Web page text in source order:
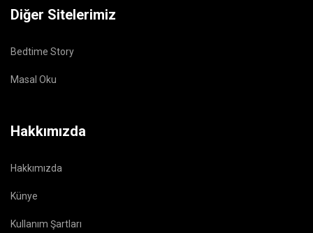
Diğer Sitelerimiz
Bedtime Story
Masal Oku
Hakkımızda
Hakkımızda
Künye
Kullanım Şartları